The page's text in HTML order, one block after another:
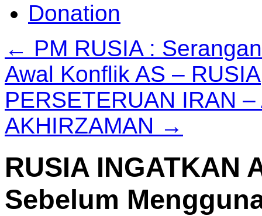
Donation
← PM RUSIA :
Awal Konflik AS – RUSIA
PERSETERUAN IRAN
AKHIRZAMAN →
RUSIA INGATKAN
Sebelum